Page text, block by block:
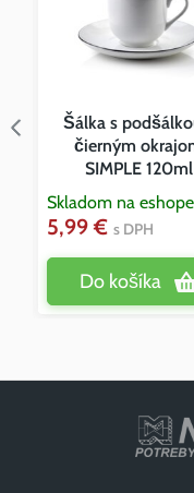
Šálka s
čierným
SIMPLE 120ml
Skladom na eshope
5,99 € s DPH
Do košíka